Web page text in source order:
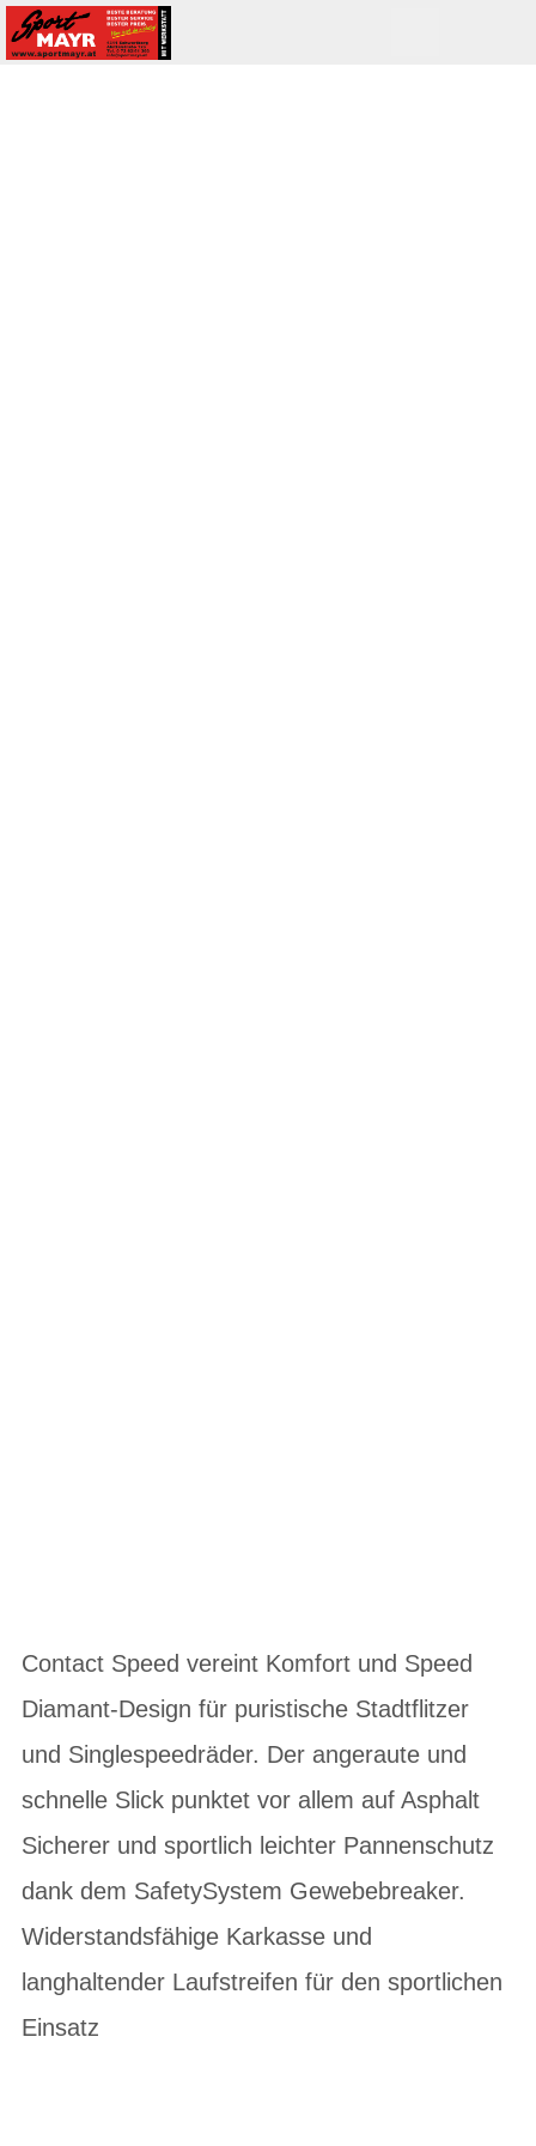
Contact Speed vereint Komfort und Speed
Diamant-Design für puristische Stadtflitzer
und Singlespeedräder. Der angeraute und
schnelle Slick punktet vor allem auf Asphalt
Sicherer und sportlich leichter Pannenschutz
dank dem SafetySystem Gewebebreaker.
Widerstandsfähige Karkasse und
langhaltender Laufstreifen für den sportlichen
Einsatz